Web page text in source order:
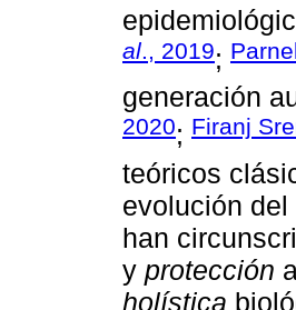
al., 2019;
generación
2020; Firanj
teóricos
evolución
han
y protección
holística